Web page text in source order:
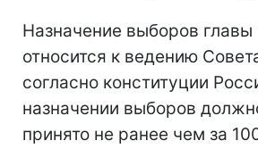
Назначение выборов главы
относится к ведению
согласно конституции
назначении выборов
принято не ранее чем за